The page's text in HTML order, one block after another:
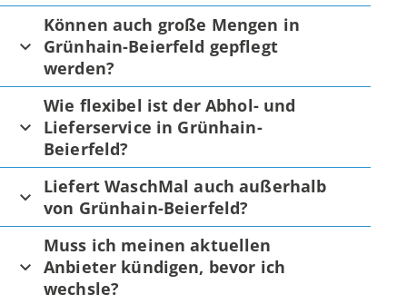
Können auch große Mengen in
Grünhain-Beierfeld gepflegt
werden?
Wie flexibel ist der Abhol- und
Lieferservice in Grünhain-
Beierfeld?
Liefert WaschMal auch außerhalb
von Grünhain-Beierfeld?
Muss ich meinen aktuellen
Anbieter kündigen, bevor ich
wechsle?